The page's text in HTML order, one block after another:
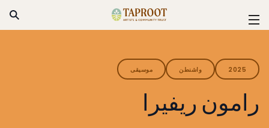
تبديل التنقل
تابروت | تحالف كاليفورنيا للفنون
2025 واشنطن موسيقى
رامون ريفيرا